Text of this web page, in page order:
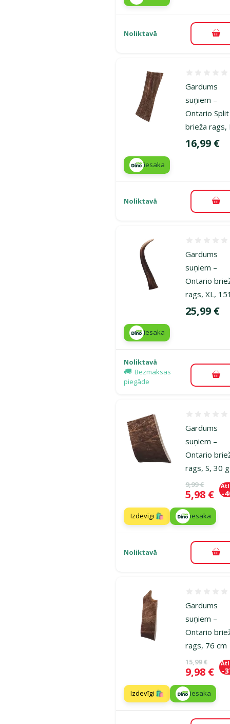
Noliktavā
Gardums
suņiem –
Ontario Split
brieža rags,
Cena
16,99 €
iesaka
Noliktavā
Gardums
suņiem –
Ontario
rags, XL,
Cena
25,99 €
iesaka
Noliktavā
Bezmaksas
piegāde
Gardums
suņiem –
Ontario
rags, S, 30 g
Oriģinālā
9,99 €
Cena
5,98 € -
Izdevīgi 🛍️ iesaka
Noliktavā
Gardums
suņiem –
Ontario
rags, 76 cm
Oriģinālā
15,99 €
Cena
9,98 € -
Izdevīgi 🛍️ iesaka